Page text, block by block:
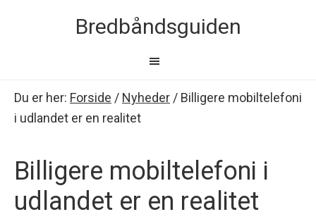
Bredbåndsguiden
Du er her: Forside / Nyheder / Billigere mobiltelefoni
i udlandet er en realitet
Billigere mobiltelefoni i
udlandet er en realitet